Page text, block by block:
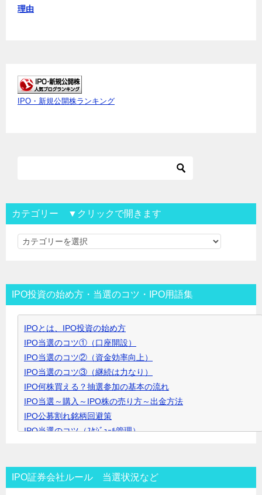
理由
IPO・新規公開株ランキング
カテゴリー ▼クリックで開きます
カ
リ
ー
▼
ク
リ
ッ
ク
で
開
き
ま
IPO投資の始め方・当選のコツ・IPO用語集
IPOとは、IPO投資の始め方
IPO当選のコツ①（口座開設）
IPO当選のコツ②（資金効率向上）
IPO当選のコツ③（継続は力なり）
IPO何株買える？抽選参加の基本の流れ
IPO当選～購入～IPO株の売り方～出金方法
IPO公募割れ銘柄回避策
IPO当選のコツ（ｽｹｼﾞｭｰﾙ管理）
IPO当選のコツ（無理なく継続）
IPO閑散期、空白期間の過ごし方
IPO証券会社ルール 当選状況など